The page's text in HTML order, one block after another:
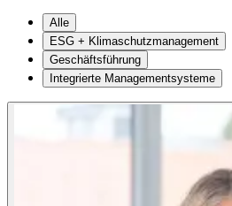
Alle
ESG + Klimaschutzmanagement
Geschäftsführung
Integrierte Managementsysteme